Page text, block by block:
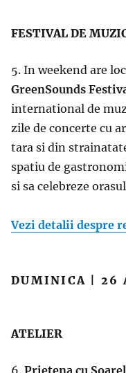
FESTIVAL DE
5. In weekend are
GreenSounds
international de
zile de concerte cu
tara si din
spatiu de
si sa celebreze
Vezi detalii despre
DUMINICA | 26
ATELIER
6. Prietena cu